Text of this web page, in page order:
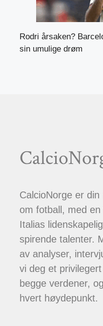
Rodri årsaken?
sin umulige drøm
CalcioNorge er
om fotball, med
Italias
spirende talenter.
av analyser,
vi deg et
begge verdener,
hvert høydepunkt.